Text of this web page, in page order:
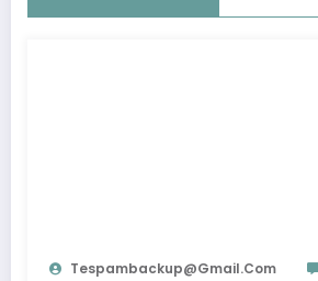
Tespambackup@gmail.com